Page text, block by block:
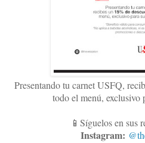
Presentando tu carnet USFQ,
todo el menú, exclusivo
📱Síguelos en sus
Instagram: